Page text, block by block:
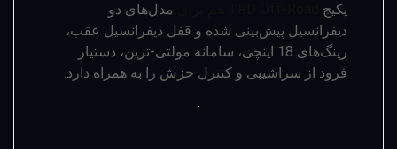
پکیج
مدل‌های دو
دیفرانسیل پیش­‌بینی شده و قفل دیفرانسیل عقب،
رینگ‌های 18 اینچی، سامانه مولتی-ترین، دستیار
فرود از سراشیبی و کنترل خزش را به همراه دارد.